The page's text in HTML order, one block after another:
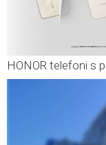
HONOR telefoni s